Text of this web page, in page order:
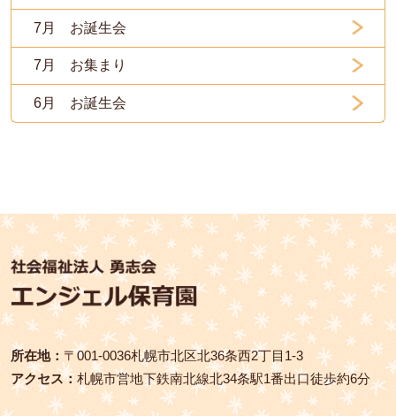
7月 お誕生会
7月 お集まり
6月 お誕生会
所在地： 〒001‑0036札幌市北区北36条西2丁目1-3
アクセス：札幌市営地下鉄南北線北34条駅1番出口徒歩約6分